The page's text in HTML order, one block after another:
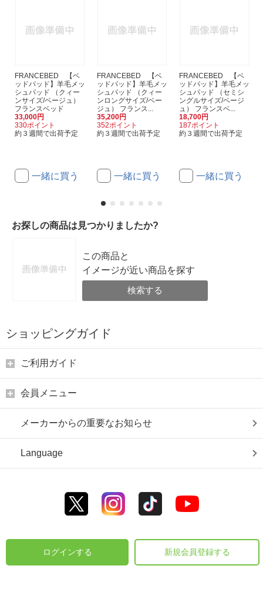
FRANCEBED 【ベ
ッドパッド】羊毛メッ
シュパッド （クィー
ンサイズ/ベージュ）
フランスベッド
33,000円
330ポイント
約３週間で出荷予定
一緒に買う
FRANCEBED 【ベ
ッドパッド】羊毛メッ
シュパッド （クィー
ンロングサイズ/ベー
ジュ） フランス...
35,200円
352ポイント
約３週間で出荷予定
一緒に買う
FRANCEBED 【ベ
ッドパッド】羊毛メッ
シュパッド （セミシ
ングルサイズ/ベージ
ュ） フランスベ...
18,700円
187ポイント
約３週間で出荷予定
一緒に買う
お探しの商品は見つかりましたか?
この商品と
イメージが近い商品を探す
検索する
ショッピングガイド
ご利用ガイド
会員メニュー
メーカーからの重要なお知らせ
Language
ログインする 新規会員登録する